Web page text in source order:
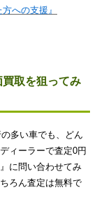
への支援』
取を狙ってみ
多い車でも、どん
ィーラーで査定0円
に問い合わせてみ
ろん査定は無料で